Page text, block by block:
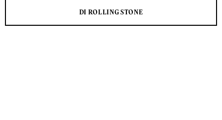
DI ROLLING STONE